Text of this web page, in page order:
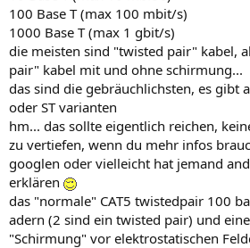
100 Base T (max 100 mbit/s)
1000 Base T (max 1 gbit/s)
die meisten sind "twisted pair" kabel,
pair" kabel mit und ohne schirmung...
das sind die gebräuchlichsten, es gibt
oder ST varianten
hm... das sollte eigentlich reichen,
zu vertiefen, wenn du mehr infos
googlen oder vielleicht hat jemand
erklären
das "normale" CAT5 twistedpair 100
adern (2 sind ein twisted pair) und
"Schirmung" vor elektrostatischen